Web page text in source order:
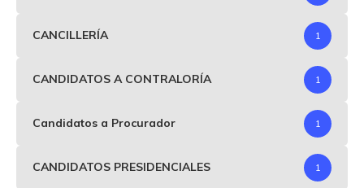
CANCILLERÍA 1
CANDIDATOS A CONTRALORÍA 1
Candidatos a Procurador 1
CANDIDATOS PRESIDENCIALES 1